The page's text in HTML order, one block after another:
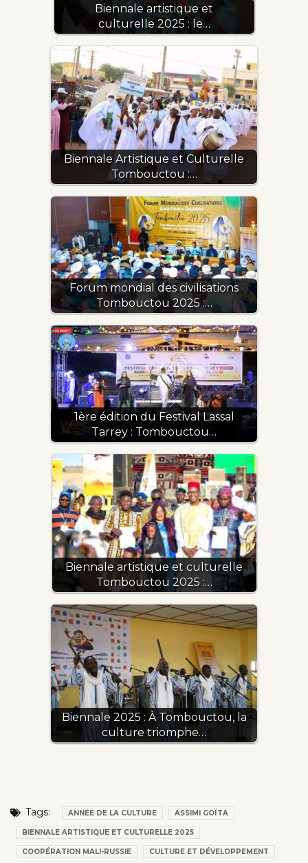
Biennale artistique et
culturelle 2025 : le…
Biennale Artistique et Culturelle
Tombouctou :…
Forum mondial des civilisations
Tombouctou 2025 :…
1ère édition du Festival Lassal
Tarrey : Tombouctou…
Biennale artistique et culturelle
Tombouctou 2025 :…
Biennale 2025 : À Tombouctou, la
culture triomphe…
Tags: ANNÉE DE LA CULTURE ASSIMI GOÏTA
BIENNALE ARTISTIQUE ET CULTURELLE 2025
COOPÉRATION MALI-RUSSIE CULTURE ET DÉVELOPPEMENT